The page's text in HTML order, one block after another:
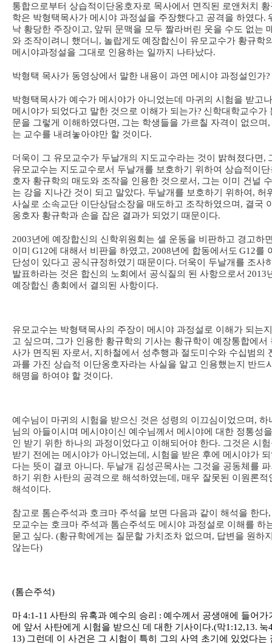
통합으로부터 상습적이단옹호자로 목사에서 면직된 로앤처치 황
학은 박형택목사가 메시야 과정설을 주장했다고 공격을 하였다.
낙 황당한 주장이고, 앞뒤 문맥을 모두 짤라버린 웃을 수도 없는
와 조작이려니 했더니 , 놀랍게도 예장합신이 유모교수가 황규학
메시야과정설을 그대로 인용하는 일까지 나타났다.
박형택 목사가 동영상에서 말한 내용이 과연 메시야 과정설인가?
박형택목사가 예수가 메시야가 아니었는데 마귀의 시험을 받고
메시야가 되었다고 말한 것으로 이해가 되는가? 신학대학교수가
문을 그렇게 이해하였다면 , 그는 학생들을 가르칠 자격이 없으며 ,
는 교수를 내려놓아야만 할 것이다.
더욱이 그 유모교수가 두날개의 지도교수라는 것이 밝혀졌다면 ,
유모교수는 지도교수로서 두날개를 보호하기 위하여 상습적이단
호자 황규학의 매도와 조작을 인용한 것으로서 , 그는 이미 건널
는 강을 지나간 것이 되고 말았다. 두날개를 보호하기 위하여, 허
사실로 소속교단 이단상담소장을 매도하고 조작하였으며, 결국
옹호자 황규학과 손을 잡은 결과가 되었기 때문이다.
2003년에 예장합신의 신학위원회는 셀 운동을 비판하고 경고하
이미
G12에 대해서 비판을 하였고, 2008년에 합동에서도 G12를
단성이 있다고 공식규정하였기 때문이다. 더욱이 두날개를 조사
발표하라는 것은 합신의 노회에서 공식질의 된 사항으로서 2013
예장합신 총회에서 결의된 사항이다.
유모교수는 박형택목사의 주장이 메시야 과정설로 이해가 되는
고 싶으며 , 그가 인용한 황규학의 기사는 황규학이 예장통합에서
사가 면직된 자로서 , 지하철에서 성추행과 절도미수와 수십범의
과를 가진 상습적 이단옹호자라는 사실을 알고 인용했는지 반드
해명을 하여야 할 것이다.
예수님이 마귀의 시험을 받으신 것은 성령의 이끄심이었으며, 하
님의 아들이시며 메시야이신 예수님께서 메시야에 대한 정통성
인 받기 위한 하나의 과정이었다고 이해되어야 한다. 그것은 시
받기 전에는 메시야가 아니었는데, 시험을 받은 후에 메시야가
다는 뜻이 결코 아니다. 두날개 김성곤목사는 그것을 공동체를
하기 위한 사탄의 공격으로 해석하였는데, 매우 잘못된 이원론적
해석이다.
참고로 톰슨주석과 호크마 주석을 보면 다음과 같이 해석을 한다,
모교수는 호크마 주석과 톰슨주석도 메시야 과정설로 이해를 하
묻고 싶다. (황규학에게는 질문할 가치조차 없으며, 답변을 원하
않는다)
(톰슨주석)
마4:1-11 사탄의 유혹과 예수의 승리 : 예수께서 공생애에 들어가
에 앞서 사탄에게 시험을 받으신 데 대한 기사이다.(막1:12,13. 눅
13) 그런데 이 사건은 그 시험이 특히 그의 사역 초기에 있었다는